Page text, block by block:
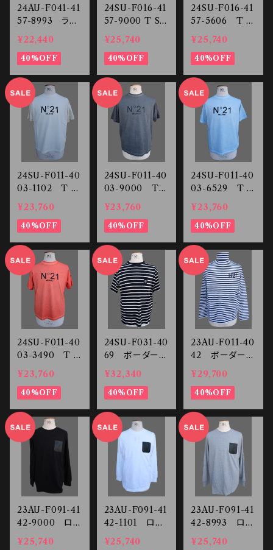
24AU-F041-41
57-8993 ラグ
ランスリーブ ロ
ングスリーブTシ
ャツ
¥22,440
40%OFF
24SU-F016-41
57-9000 T SH
IRT
¥25,740
40%OFF
24SU-F016-41
57-5606 T S
HIRT
¥25,740
40%OFF
24SU-F011-40
03-1102 T S
HIRT
¥23,760
40%OFF
24SU-F011-40
03-9000 T S
HIRT
¥23,760
40%OFF
24SU-F011-40
03-6529 T S
HIRT
¥23,760
40%OFF
24SU-F011-40
03-3490 T S
HIRT
¥23,760
40%OFF
24SU-F031-40
69 ボーダー
T SHIRT
¥32,340
40%OFF
23AU-F011-40
42 ボーダータ
ートルネック ロ
ングスリーブTE
E
¥29,700
40%OFF
23AU-F091-41
42-9000 ロン
グスリーブTEE
¥25,740
23AU-F091-41
42-1101 ロン
グスリーブTEE
¥25,740
23AU-F091-41
42-8993 ロン
グスリーブTEE
¥25,740